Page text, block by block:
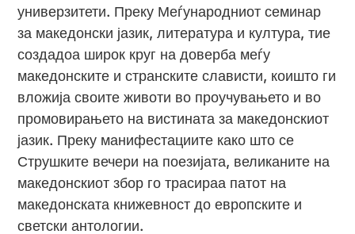
универзитети. Преку Меѓународниот семинар
за македонски јазик, литература и култура, тие
создадоа широк круг на доверба меѓу
македонските и странските слависти, коишто ги
вложија своите животи во проучувањето и во
промовирањето на вистината за македонскиот
јазик. Преку манифестациите како што се
Струшките вечери на поезијата, великаните на
македонскиот збор го трасираа патот на
македонската книжевност до европските и
светски антологии.